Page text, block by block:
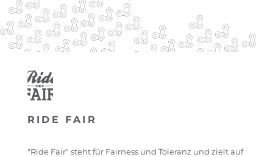
RIDE FAIR
"Ride Fair" steht für Fairness und Toleranz und zielt auf